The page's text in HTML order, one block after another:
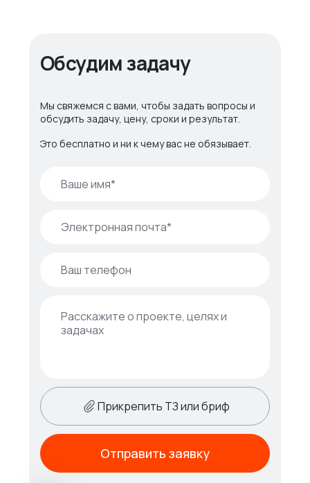
Обсудим задачу
Мы свяжемся с вами, чтобы задать вопросы и
обсудить задачу, цену, сроки и результат.
Это бесплатно и ни к чему вас не обязывает.
Прикрепить ТЗ или бриф
Отправить заявку